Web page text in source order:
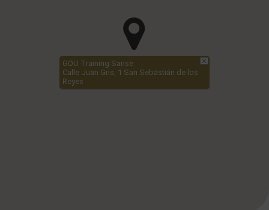
GOU Training Sanse
Calle Juan Gris, 1 San Sebastián de los
Reyes